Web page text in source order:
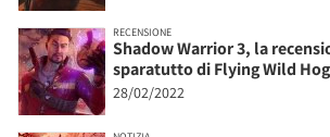
RECENSIONE
Shadow Warrior 3, la
sparatutto di Flying Wild Hog
28/02/2022